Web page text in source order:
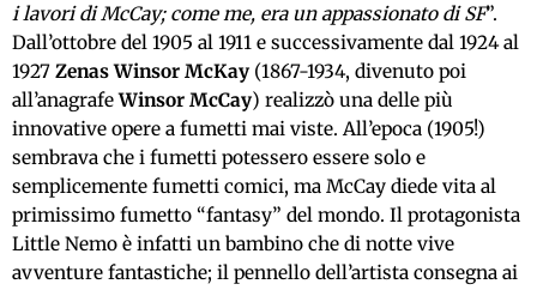
i lavori di McCay; come me, era un appassionato di SF”.
Dall’ottobre del 1905 al 1911 e successivamente dal 1924 al
1927 Zenas Winsor McKay (1867-1934, divenuto poi
all’anagrafeWinsor McCay) realizzò una delle più
innovative opere a fumetti mai viste. All’epoca (1905!)
sembrava che i fumetti potessero essere solo e
semplicemente fumetti comici, ma McCay diede vita al
primissimo fumetto “fantasy” del mondo. Il protagonista
Little Nemo è infatti un bambino che di notte vive
avventure fantastiche; il pennello dell’artista consegna ai